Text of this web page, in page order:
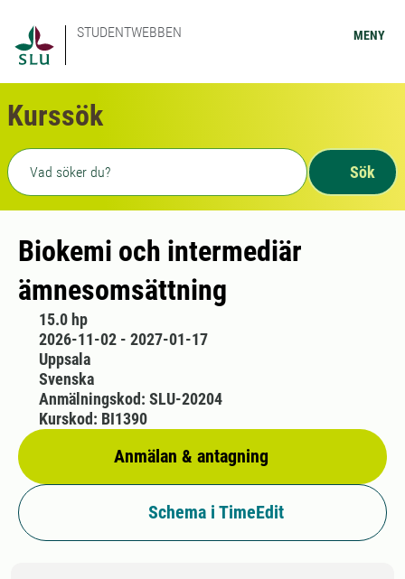
STUDENTWEBBEN MENY
Kurssök
Fritext sökning
Sök
Biokemi och intermediär
ämnesomsättning
15.0 hp
2026-11-02 - 2027-01-17
Uppsala
Svenska
Anmälan & antagning
Anmälningskod: SLU-20204
Kurskod: BI1390
Schema i TimeEdit